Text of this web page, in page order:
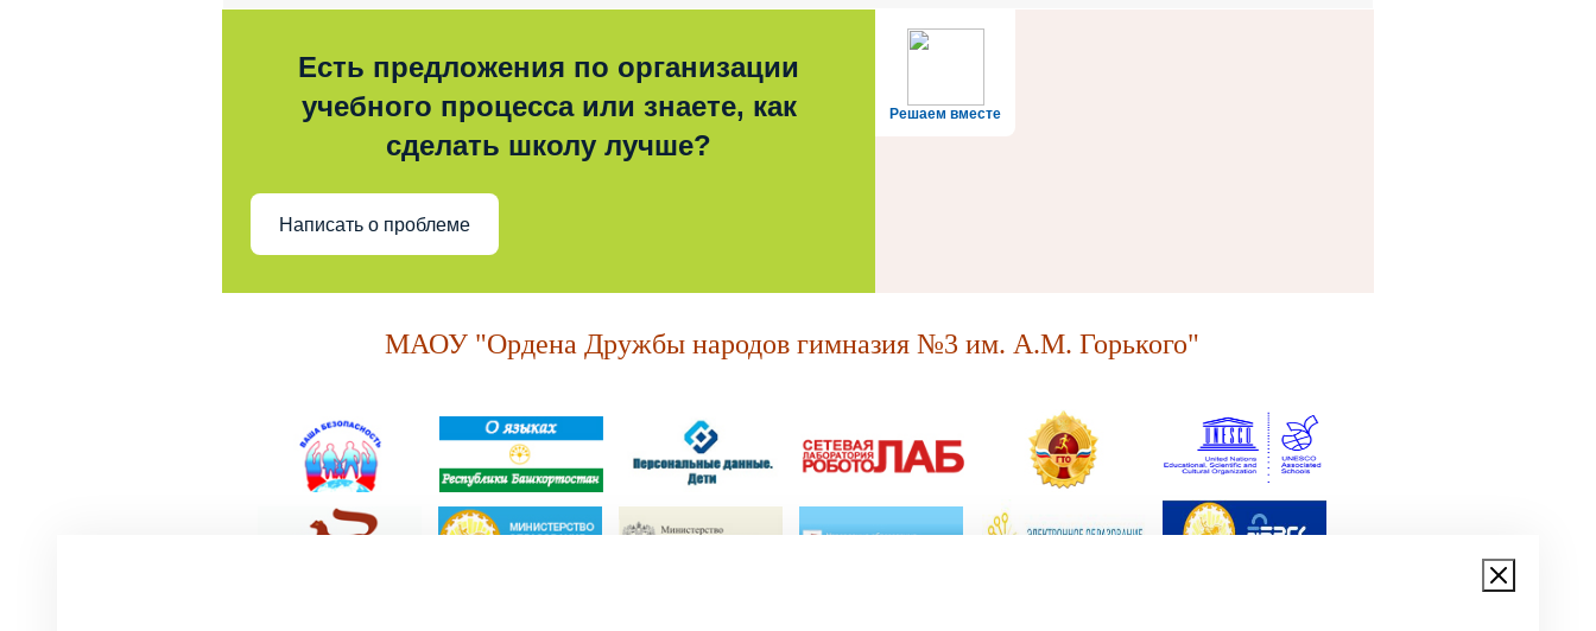
Решаем вместе
Есть предложения по организации
учебного процесса или знаете, как
сделать школу лучше?
Написать о проблеме
МАОУ "Ордена Дружбы народов гимназия №3 им. А.М. Горького"